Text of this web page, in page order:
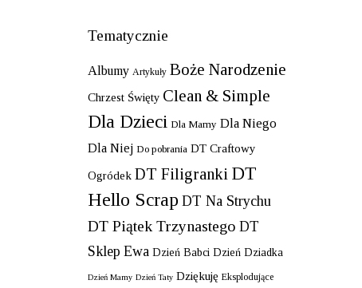
Tematycznie
Albumy Artykuły Boże Narodzenie
Chrzest Święty Clean & Simple
Dla Dzieci Dla Mamy Dla Niego
Dla Niej Do pobrania DT Craftowy
Ogródek DT Filigranki DT
Hello Scrap DT Na Strychu
DT Piątek Trzynastego DT
Sklep Ewa Dzień Babci Dzień Dziadka
Dzień Mamy Dzień Taty Dziękuję Eksplodujące